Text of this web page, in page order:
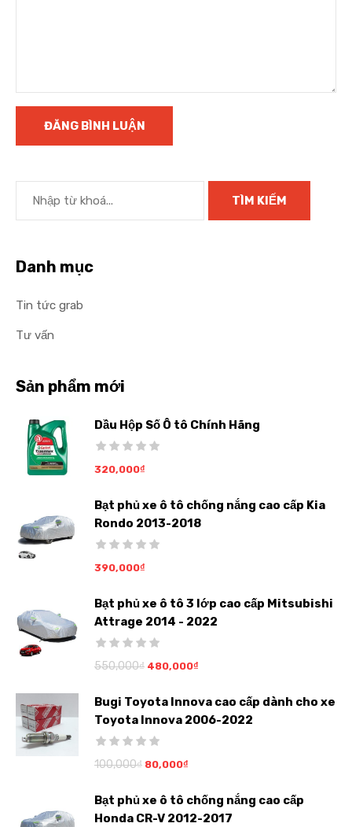
Danh mục
Tin tức grab
Tư vấn
Sản phẩm mới
Dầu Hộp Số Ô tô Chính Hãng
320,000₫
Bạt phủ xe ô tô chống nắng cao cấp Kia
Rondo 2013-2018
390,000₫
Bạt phủ xe ô tô 3 lớp cao cấp Mitsubishi
Attrage 2014 - 2022
550,000₫ 480,000₫
Bugi Toyota Innova cao cấp dành cho xe
Toyota Innova 2006-2022
100,000₫ 80,000₫
Bạt phủ xe ô tô chống nắng cao cấp
Honda CR-V 2012-2017